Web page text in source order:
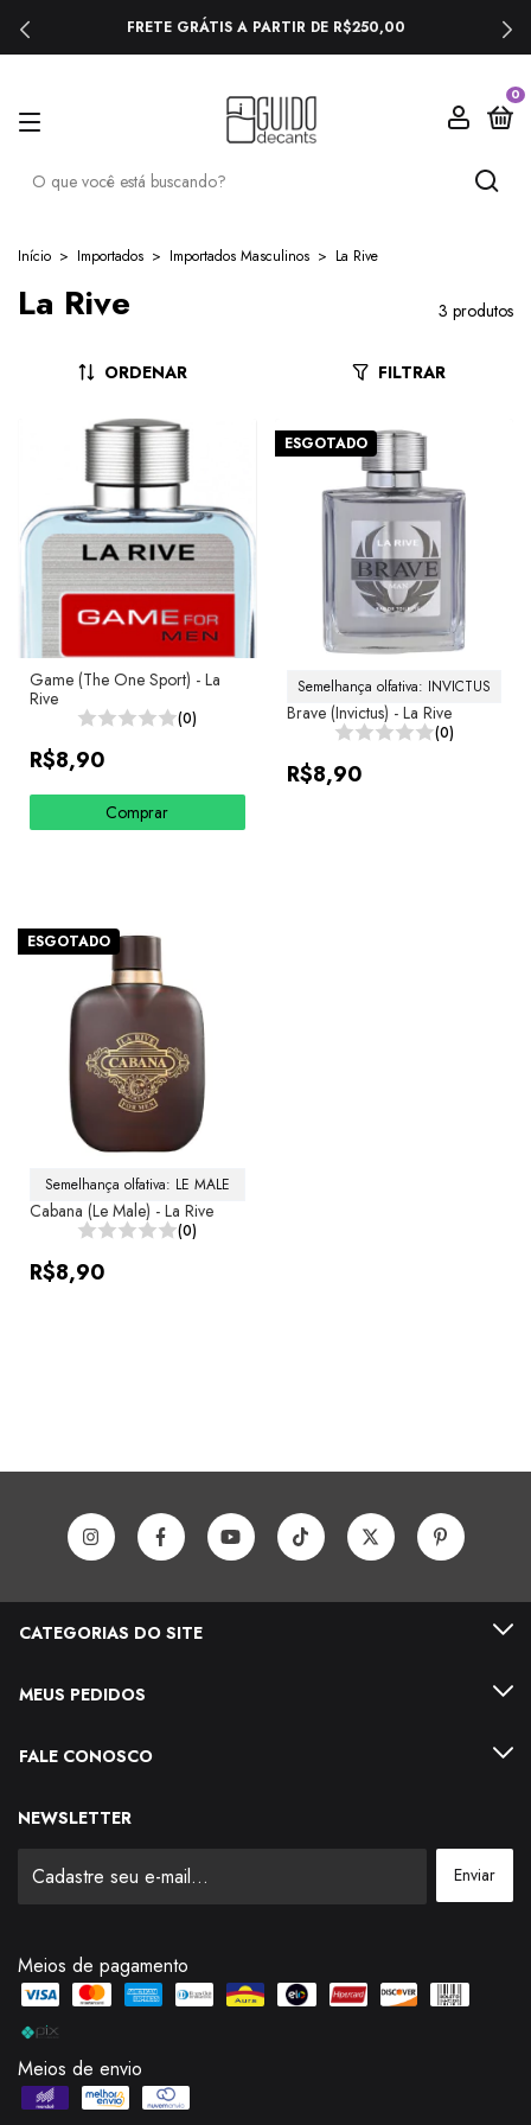
FRETE GRÁTIS A PARTIR DE R$250,00
0
Início > Importados > Importados Masculinos > La Rive
La Rive 3 produtos
ORDENAR FILTRAR
Game (The One Sport) - La
Rive
(0)
R$8,90
Comprar
ESGOTADO
Semelhança olfativa: INVICTUS
Brave (Invictus) - La Rive
(0)
R$8,90
ESGOTADO
Semelhança olfativa: LE MALE
Cabana (Le Male) - La Rive
(0)
R$8,90
CATEGORIAS DO SITE
MEUS PEDIDOS
FALE CONOSCO
NEWSLETTER
Meios de pagamento
Meios de envio